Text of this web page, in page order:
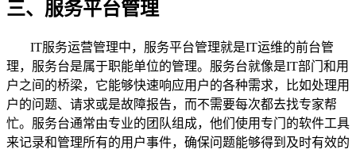
三、服务平台管理
IT服务运营管理中，服务平台管理就是IT运维的前台管
理，服务台是属于职能单位的管理。服务台就像是IT部门和用
户之间的桥梁，它能够快速响应用户的各种需求，比如处理用
户的问题、请求或是故障报告，而不需要每次都去找专家帮
忙。服务台通常由专业的团队组成，他们使用专门的软件工具
来记录和管理所有的用户事件，确保问题能够得到及时有效的